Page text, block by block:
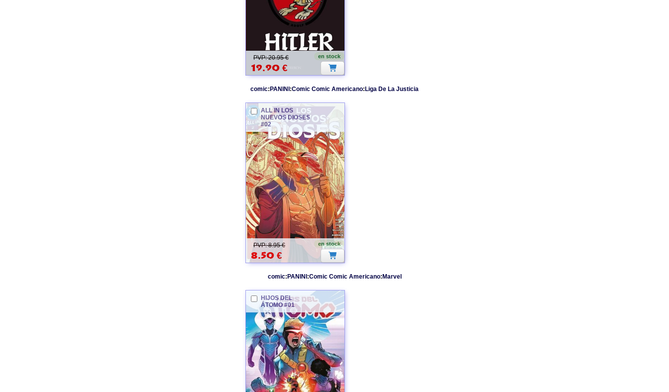
en stock
PVP: 20.95 €
19.90 €
comic:PANINI:Comic Comic Americano:Liga De La Justicia
ALL IN LOS
NUEVOS DIOSES
#02
en stock
PVP: 8.95 €
8.50 €
comic:PANINI:Comic Comic Americano:Marvel
HIJOS DEL
ÁTOMO #01